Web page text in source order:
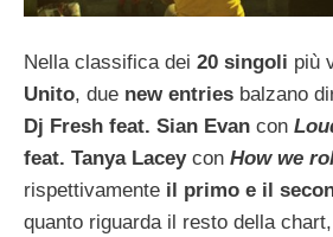
Nella classifica dei 20 singoli più
Unito, due new entries balzano
Dj Fresh feat. Sian Evan con
feat. Tanya Laceycon How we
rispettivamente il primo e il
quanto riguarda il resto della